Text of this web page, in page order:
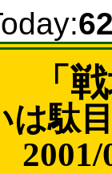
「
は駄